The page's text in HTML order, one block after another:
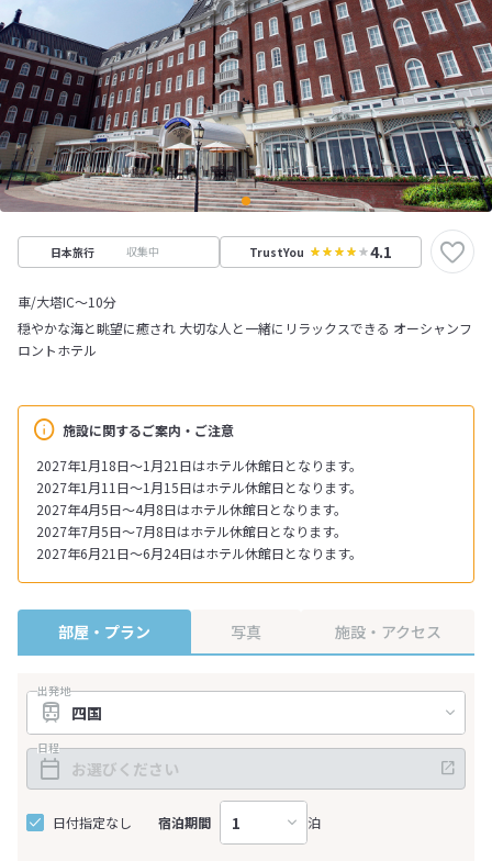
日本旅行 収集中 TrustYou 4.1
車/大塔IC～10分
施設に関するご案内・ご注意
2027年1月18日～1月21日はホテル休館日となります。
2027年1月11日～1月15日はホテル休館日となります。
2027年4月5日～4月8日はホテル休館日となります。
2027年7月5日～7月8日はホテル休館日となります。
2027年6月21日～6月24日はホテル休館日となります。
穏やかな海と眺望に癒され 大切な人と一緒にリラックスできる オーシャンフ
ロントホテル
部屋・プラン 写真 施設・アクセス
出発地
日程
日付指定なし 宿泊期間 泊